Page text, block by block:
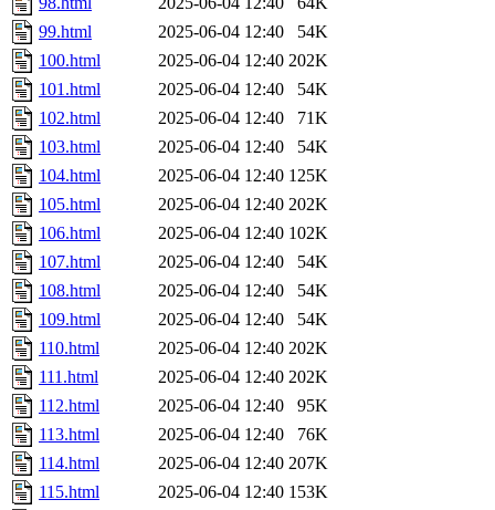
99.html
2025-06-04 12:40
54K
100.html
2025-06-04 12:40 202K
101.html
2025-06-04 12:40
54K
102.html
2025-06-04 12:40
71K
103.html
2025-06-04 12:40
54K
104.html
2025-06-04 12:40 125K
105.html
2025-06-04 12:40 202K
106.html
2025-06-04 12:40 102K
107.html
2025-06-04 12:40
54K
108.html
2025-06-04 12:40
54K
109.html
2025-06-04 12:40
54K
110.html
2025-06-04 12:40 202K
111.html
2025-06-04 12:40 202K
112.html
2025-06-04 12:40
95K
113.html
2025-06-04 12:40
76K
114.html
2025-06-04 12:40 207K
115.html
2025-06-04 12:40 153K